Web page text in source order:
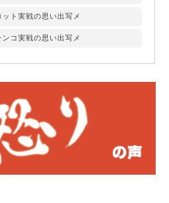
ット実戦の思い出写メ
ンコ実戦の思い出写メ